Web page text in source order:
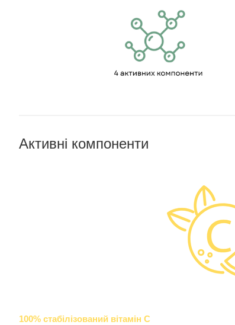
Активні компоненти
100% стабілізований вітамін C